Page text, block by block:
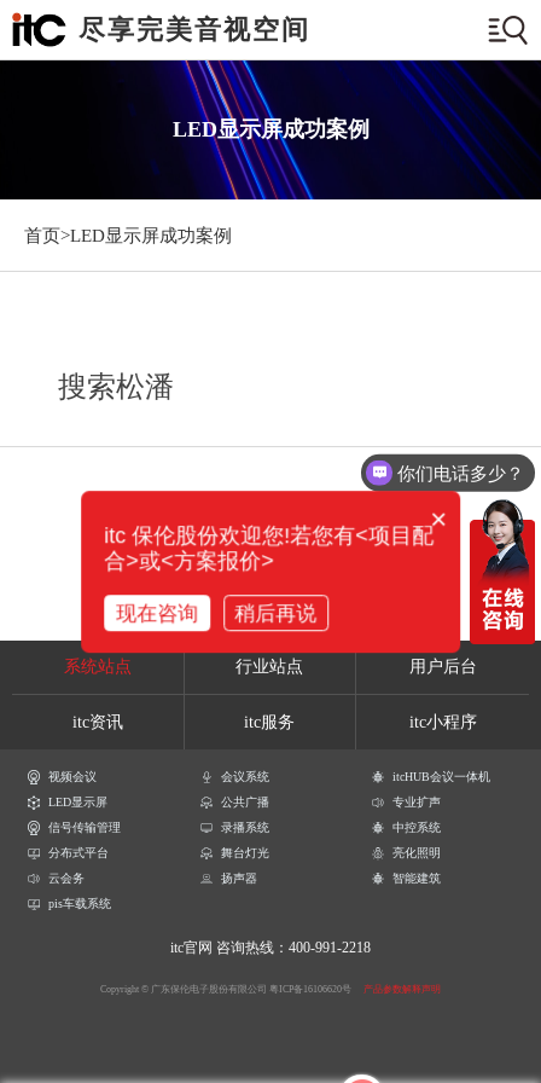
尽享完美音视空间
LED显示屏成功案例
首页>LED显示屏成功案例
搜索松潘
系统站点 行业站点 用户后台
itc资讯 itc服务 itc小程序
视频会议 会议系统
itcHUB会议一体机
LED显示屏
公共广播
专业扩声
信号传输管理
录播系统
中控系统
分布式平台
舞台灯光
亮化照明
云会务
扬声器
智能建筑
pis车载系统
itc官网 咨询热线：400-991-2218
Copyright © 广东保伦电子股份有限公司 粤ICP备16106620号 产品参数解释声明
你们电话多少？
×
itc 保伦股份欢迎您!若您有<项目配
合>或<方案报价>
现在咨询 稍后再说